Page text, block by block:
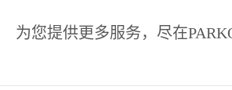
为您提供更多服务，尽在